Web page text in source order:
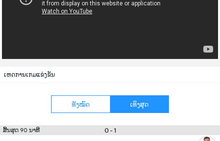
ເຫດການເກມແຂ່ງຂັນ
ທັງໝົດ ເທິງສຸດ
ສິ້ນສຸດ 90 ນາທີ 0 - 1